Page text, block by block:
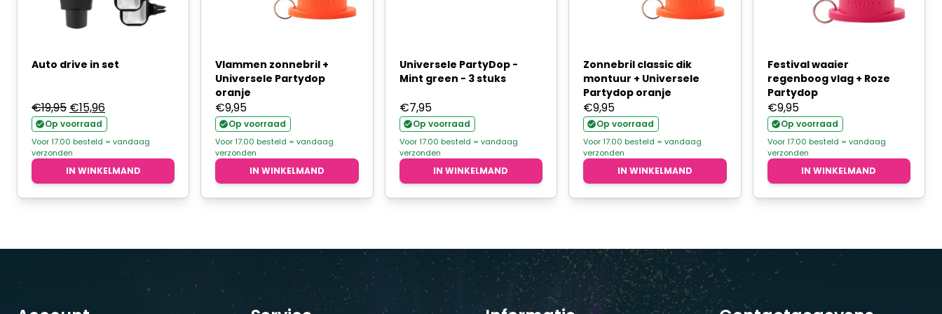
Auto drive in set
€19,95 Oorspronkelijke
prijs
was:
€19,95.
€15,96Huidige
prijs
is:
€15,96.
Op voorraad
Voor 17.00 besteld = vandaag
verzonden
IN WINKELMAND
Vlammen zonnebril +
Universele Partydop
oranje
€9,95
Op voorraad
Voor 17.00 besteld = vandaag
verzonden
IN WINKELMAND
Universele PartyDop -
Mint green - 3 stuks
€7,95
Op voorraad
Voor 17.00 besteld = vandaag
verzonden
IN WINKELMAND
Zonnebril classic dik
montuur + Universele
Partydop oranje
€9,95
Op voorraad
Voor 17.00 besteld = vandaag
verzonden
IN WINKELMAND
Festival waaier
regenboog vlag + Roze
Partydop
€9,95
Op voorraad
Voor 17.00 besteld = vandaag
verzonden
IN WINKELMAND